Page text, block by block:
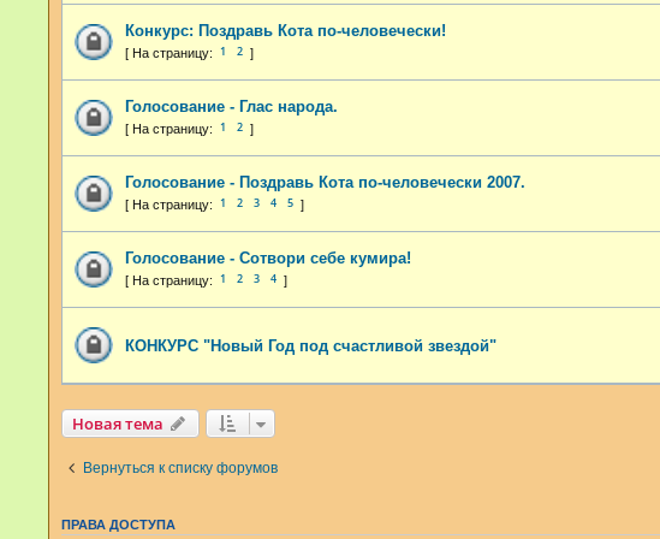
Конкурс: Поздравь Кота по-человечески!
1 2
Голосование - Глас народа.
1 2
Голосование - Поздравь Кота по-человечески 2007.
1 2 3 4 5
Голосование - Сотвори себе кумира!
1 2 3 4
КОНКУРС "Новый Год под счастливой звездой"
Новая тема
Вернуться к списку форумов
ПРАВА ДОСТУПА